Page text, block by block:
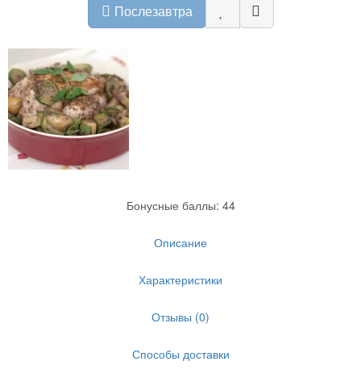
Послезавтра
Бонусные баллы: 44
Описание
Характеристики
Отзывы (0)
Способы доставки